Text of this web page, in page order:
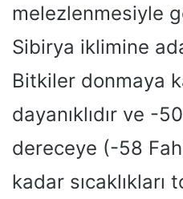
melezlenmesiyle
Sibirya iklimine
Bitkiler donmaya
dayanıklıdır ve -
dereceye (-58
kadar sıcaklıkları